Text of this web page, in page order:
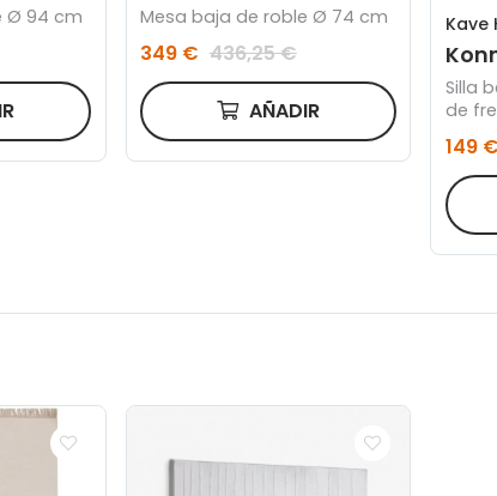
Ø 94 cm Mesa baja de roble Ø 74 cm
349 € 436,25 €
AÑADIR
Kave
Silla
de
149 €